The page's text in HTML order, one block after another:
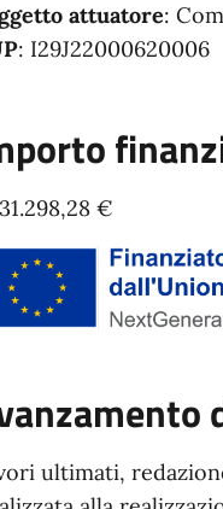
attuatore:
: I29J22000620006
€
ultimati,